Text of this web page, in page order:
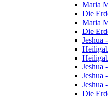
Maria
Die
Maria
Die
Jeshua
Jeshua
Jeshua
Jeshua
Die